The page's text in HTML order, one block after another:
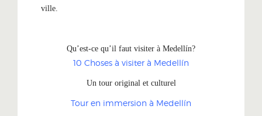
ville.
Qu’est-ce qu’il faut visiter à Medellín?
10 Choses à visiter à Medellín
Un tour original et culturel
Tour en immersion à Medellín